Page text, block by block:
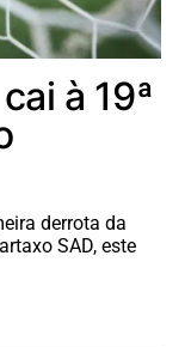
à 19ª
derrota da
SAD, este